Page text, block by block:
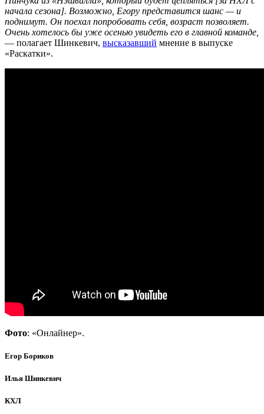
начала сезона]. Возможно, Егору представится шанс — и
поднимут. Он поехал попробовать себя, возраст позволяет.
Очень хотелось бы уже осенью увидеть его в главной команде,
— полагает Шинкевич, высказавший мнение в выпуске
«Раскатки».
Фото: «Онлайнер».
Егор Бориков
Илья Шинкевич
КХЛ